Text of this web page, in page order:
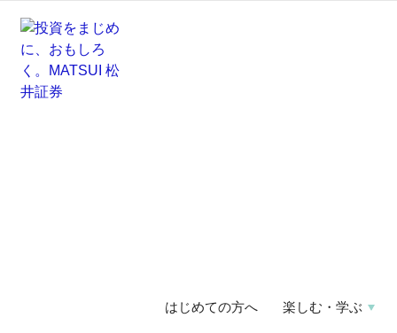
はじめての方へ 楽しむ・学ぶ